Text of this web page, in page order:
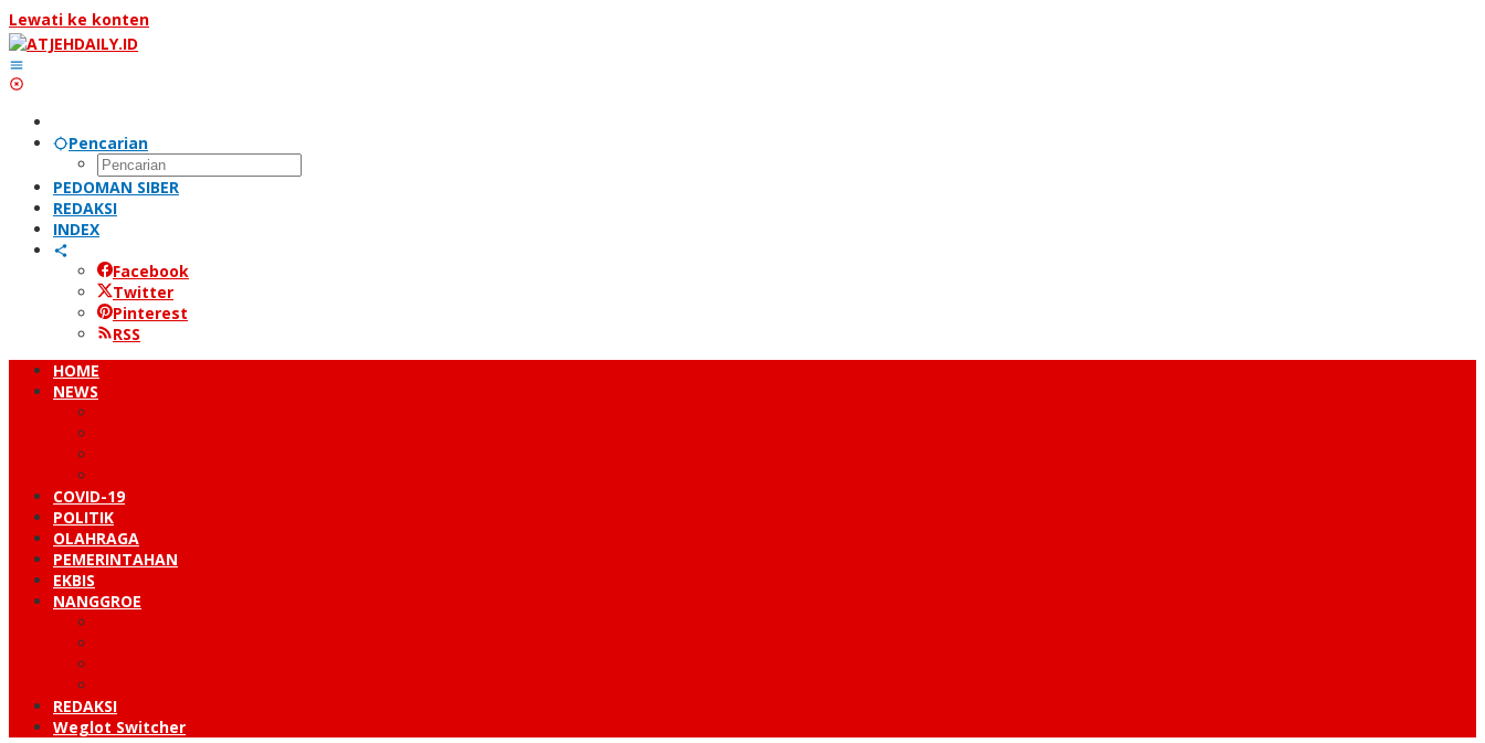
Lewati ke konten
Pencarian
PEDOMAN SIBER
REDAKSI
INDEX
Facebook
Twitter
Pinterest
RSS
HOME
NEWS
COVID-19
POLITIK
OLAHRAGA
PEMERINTAHAN
EKBIS
NANGGROE
REDAKSI
Weglot Switcher